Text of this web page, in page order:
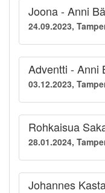
Joona - Anni
24.09.2023,
Adventti - Anni
03.12.2023,
Rohkaisua
28.01.2024,
Johannes